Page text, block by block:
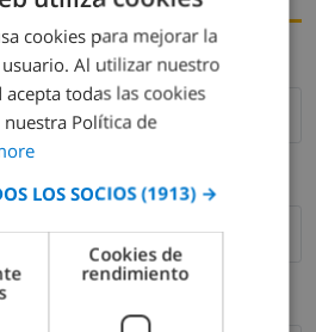
ENGLISH
DUTCH
FRENCH
GERMAN
CATALAN
ITALIAN
DANISH
cookies para mejorar la
Al utilizar nuestro
todas las cookies
Política de
LOS SOCIOS (1913) →
Cookies de
rendimiento